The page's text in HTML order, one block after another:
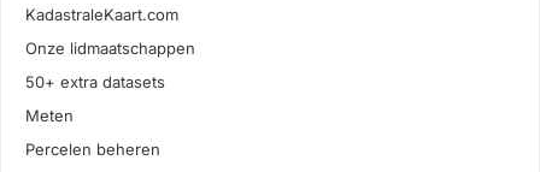
KadastraleKaart.com
Onze lidmaatschappen
50+ extra datasets
Meten
Percelen beheren